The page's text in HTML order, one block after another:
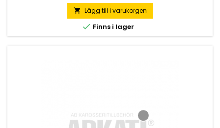
 Lägg till i varukorgen
 Finns i lager